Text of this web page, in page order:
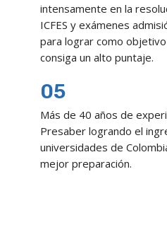
intensamente en la
ICFES y exámenes
para lograr como
consiga un alto puntaje.
05
Más de 40 años de
Presaber logrando el
universidades de
mejor preparación.